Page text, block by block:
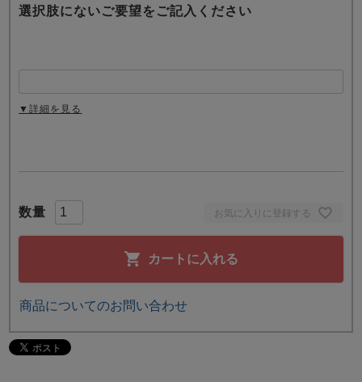
お気に入りに登録する
カートに入れる
選択肢にないご要望をご記入ください
▼詳細を見る
商品についてのお問い合わせ